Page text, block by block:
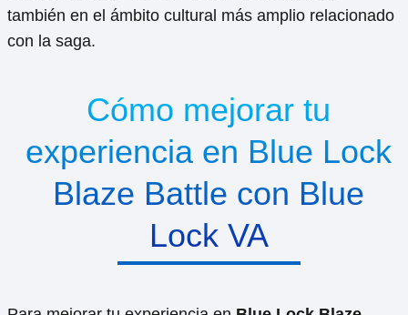
también en el ámbito cultural más amplio relacionado
con la saga.
Cómo mejorar tu
experiencia en Blue Lock
Blaze Battle con Blue
Lock VA